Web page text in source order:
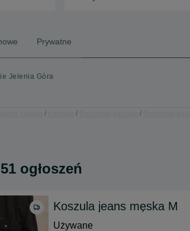
Prywatne
Jelenia Góra
ogłoszeń
Koszula jeans męska M
Używane